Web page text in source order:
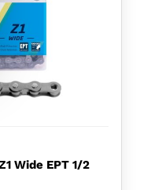
Wide EPT 1/2